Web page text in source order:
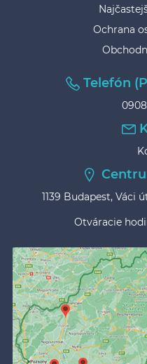
Ochrana
Telefón
1139 Budapest, Váci
Otváracie